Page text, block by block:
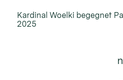
Kardinal Woelki begegnet
2025